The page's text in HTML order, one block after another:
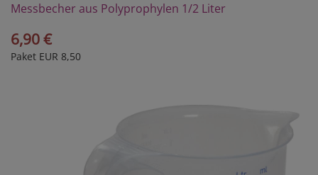
Messbecher aus Polyprophylen 1/2 Liter
6,90 €
Paket EUR 8,50